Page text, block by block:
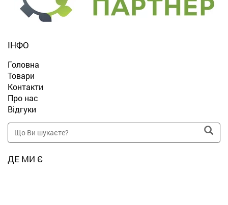
ІНФО
Головна
Товари
Контакти
Про нас
Відгуки
ДЕ МИ Є